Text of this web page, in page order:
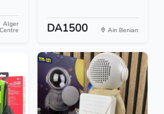
Alger
Centre DA1500 Ain Benian